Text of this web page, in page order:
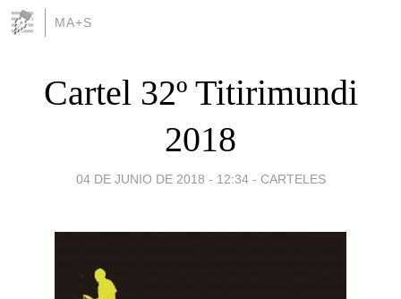
MA+S
Cartel 32º Titirimundi
2018
04 DE JUNIO DE 2018 - 12:34 - CARTELES